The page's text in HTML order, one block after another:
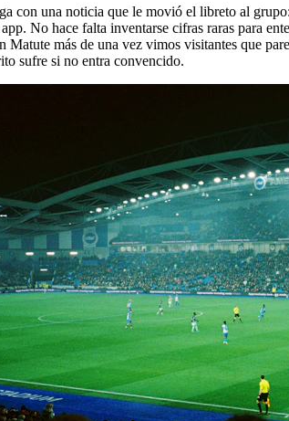
con una noticia que le movió el libreto al
No hace falta inventarse cifras raras para
Matute más de una vez vimos visitantes que
sufre si no entra convencido.